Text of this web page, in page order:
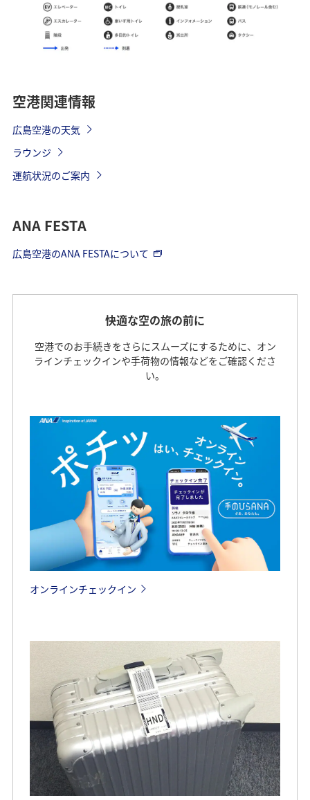
空港関連情報
広島空港の天気
ラウンジ
運航状況のご案内
ANA FESTA
広島空港のANA FESTAについて
快適な空の旅の前に
空港でのお手続きをさらにスムーズにするために、オン
ラインチェックインや手荷物の情報などをご確認くださ
い。
オンラインチェックイン